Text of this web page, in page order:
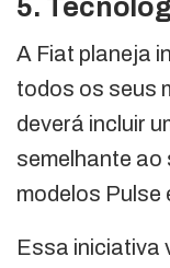
5.
A Fiat planeja
todos os seus
deverá incluir
semelhante ao
modelos Pulse
Essa iniciativa